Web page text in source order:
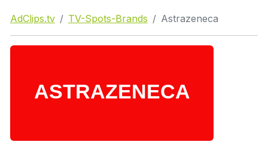
AdClips.tv TV-Spots-Brands Astrazeneca